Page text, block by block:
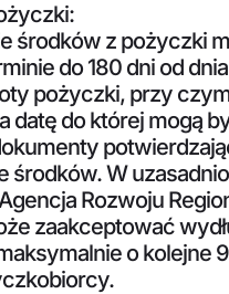
środków z pożyczki
do 180 dni od
pożyczki, przy
datę do której mogą
środków. W
Rozwoju
zaakceptować
o kolejne